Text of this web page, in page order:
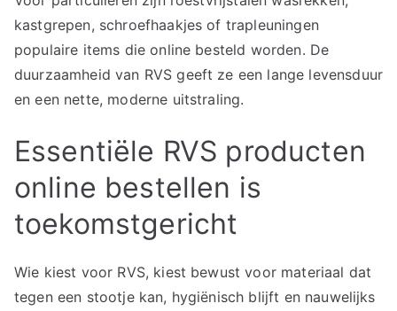
kastgrepen, schroefhaakjes of trapleuningen
populaire items die online besteld worden. De
duurzaamheid van RVS geeft ze een lange levensduur
en een nette, moderne uitstraling.
Essentiële RVS producten
online bestellen is
toekomstgericht
Wie kiest voor RVS, kiest bewust voor materiaal dat
tegen een stootje kan, hygiënisch blijft en nauwelijks